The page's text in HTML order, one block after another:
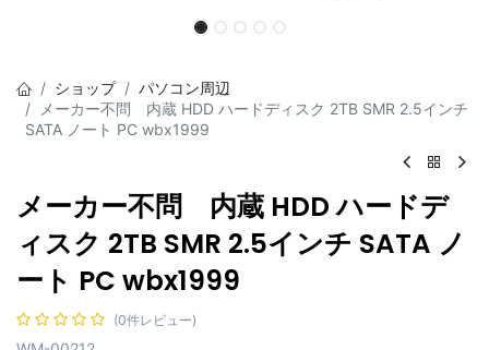
ショップ
パソコン周辺
メーカー不問 内蔵 HDD ハードディスク 2TB SMR 2.5インチ
SATA ノート PC wbx1999
メーカー不問 内蔵 HDD ハードデ
ィスク 2TB SMR 2.5インチ SATA ノ
ート PC wbx1999
(0件レビュー)